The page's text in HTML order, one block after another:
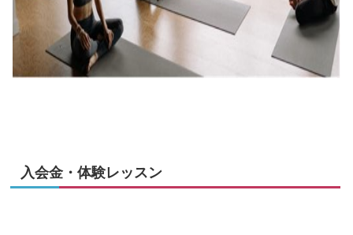
入会金・体験レッスン